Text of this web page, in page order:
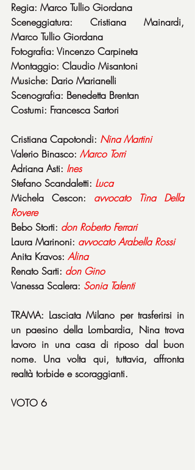
Regia: Marco Tullio Giordana
Sceneggiatura: Cristiana Mainardi,
Marco Tullio Giordana
Fotografia: Vincenzo Carpineta
Montaggio: Claudio Misantoni
Musiche: Dario Marianelli
Scenografia: Benedetta Brentan
Costumi: Francesca Sartori
Cristiana Capotondi: Nina Martini
Valerio Binasco: Marco Torri
Adriana Asti: Ines
Stefano Scandaletti: Luca
Michela Cescon: avvocato Tina
Della
Rovere
Bebo Storti: don Roberto Ferrari
Laura Marinoni: avvocato Arabella Rossi
Anita Kravos: Alina
Renato Sarti: don Gino
Vanessa Scalera: Sonia Talenti
TRAMA: Lasciata Milano per trasferirsi in
un paesino della Lombardia, Nina trova
lavoro in una casa di riposo dal buon
nome. Una volta qui, tuttavia, affronta
realtà torbide e scoraggianti.
VOTO 6